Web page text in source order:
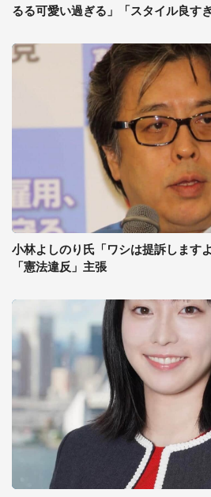
るる可愛い過ぎる」「スタイル良す
小林よしのり氏「ワシは提訴します
「憲法違反」主張